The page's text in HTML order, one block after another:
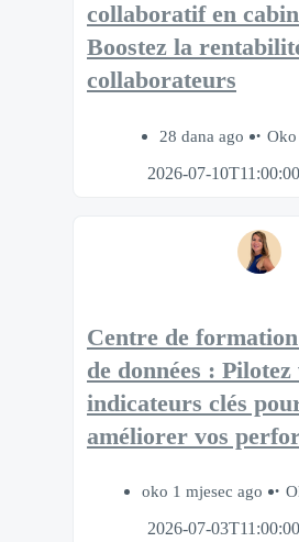
collaboratif en
Boostez la
collaborateurs
28 dana ago
2026-07-
Centre de
de données : Pilotez
indicateurs clés
améliorer vos
oko 1 mjesec ago
2026-07-